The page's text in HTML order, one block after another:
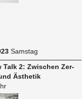
Samstag
Talk 2: Zwi­schen Zer­
Äs­the­tik